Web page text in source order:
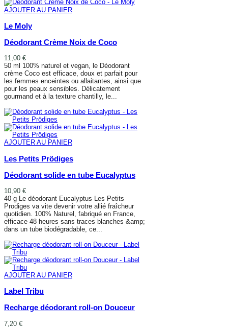
AJOUTER AU PANIER
Le Moly
Déodorant Crème Noix de Coco
11,00 €
50 ml 100% naturel et vegan, le Déodorant
crème Coco est efficace, doux et parfait pour
les femmes enceintes ou allaitantes, ainsi que
pour les peaux sensibles. Délicatement
gourmand et à la texture chantilly, le...
AJOUTER AU PANIER
Les Petits Prödiges
Déodorant solide en tube Eucalyptus
10,90 €
40 g Le déodorant Eucalyptus Les Petits
Prodiges va vite devenir votre allié fraîcheur
quotidien. 100% Naturel, fabriqué en France,
efficace 48 heures sans traces blanches &amp;
dans un tube biodégradable, ce...
AJOUTER AU PANIER
Label Tribu
Recharge déodorant roll-on Douceur
7,20 €